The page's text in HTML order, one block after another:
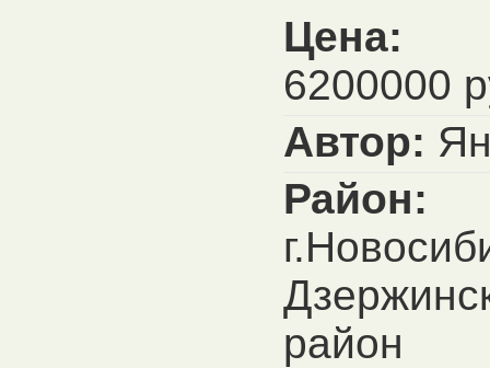
Цена:
6200000
Автор:
Район:
район